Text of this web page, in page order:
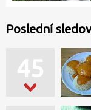
Poslední
45